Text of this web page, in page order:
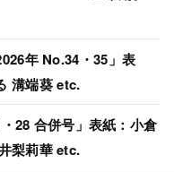
年 No.34・35」表
溝端葵 etc.
28 合併号」表紙：小倉
梨莉華 etc.